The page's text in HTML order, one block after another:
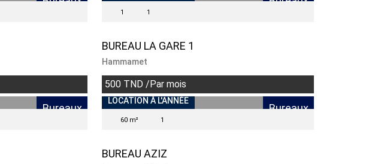
1 1
BUREAU LA GARE 1
Hammamet
500 TND /Par mois
Bureaux
INDISPONIBLE
LOCATION À L'ANNÉE
Bureaux
60 m² 1
BUREAU AZIZ